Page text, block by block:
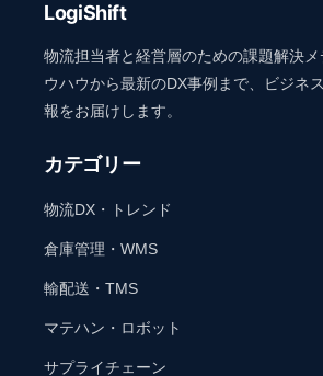
LogiShift
物流担当者と経営層のための課題解決メ
ウハウから最新のDX事例まで、ビジネ
報をお届けします。
カテゴリー
物流DX・トレンド
倉庫管理・WMS
輸配送・TMS
マテハン・ロボット
サプライチェーン